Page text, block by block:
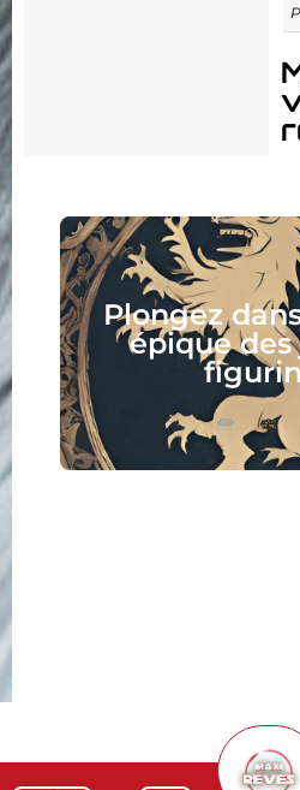
Plongez
épique des